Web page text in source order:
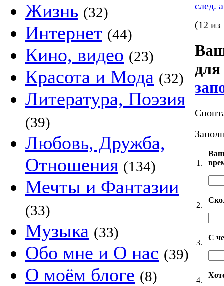
Жизнь (32)
Интернет (44)
Кино, видео (23)
Красота и Мода (32)
Литература, Поэзия
(39)
Любовь, Дружба,
Отношения (134)
Мечты и Фантазии
(33)
Музыка (33)
Обо мне и О нас (39)
О моём блоге (8)
след.
(12 из
1.
2.
3.
С
4.